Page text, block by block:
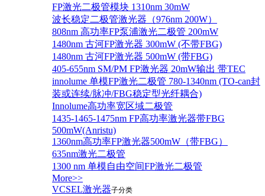
FP激光二极管模块 1310nm 30mW
波长稳定二极管激光器（976nm 200W）
808nm 高功率FP泵浦激光二极管 200mW
1480nm 古河FP激光器 300mW (不带FBG)
1480nm 古河FP激光器 500mW (带FBG)
405-655nm SM/PM FP激光器 20mW输出 带TEC
innolume 单模FP激光二极管 780-1340nm (TO-can封
装或连续/脉冲/FBG稳定型光纤耦合)
Innolume高功率宽区域二极管
1435-1465-1475nm FP高功率激光器带FBG
500mW(Anristu)
1360nm高功率FP激光器500mW（带FBG）
635nm激光二极管
1300 nm 单模自由空间FP激光二极管
More>>
VCSEL激光器子分类